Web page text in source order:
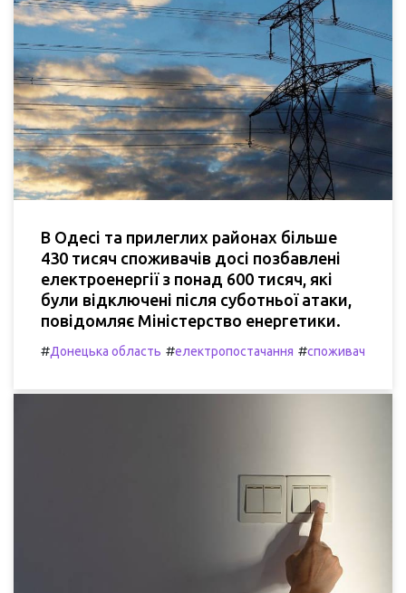
В Одесі та прилеглих районах більше
430 тисяч споживачів досі позбавлені
електроенергії з понад 600 тисяч, які
були відключені після суботньої атаки,
повідомляє Міністерство енергетики.
#Донецька область #електропостачання #споживач